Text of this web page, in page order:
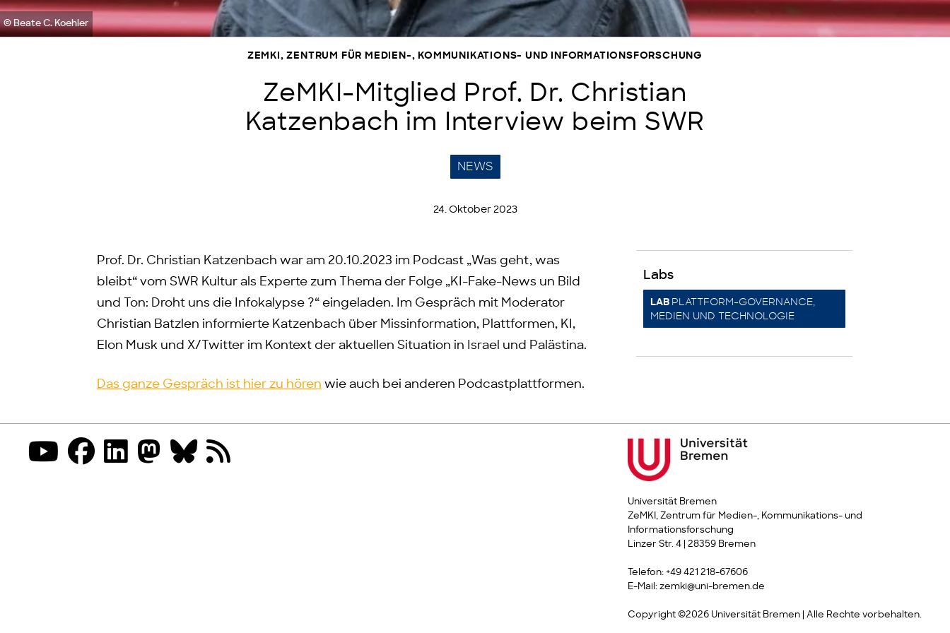
© Beate C. Koehler
ZEMKI, ZENTRUM FÜR MEDIEN-, KOMMUNIKATIONS- UND INFORMATIONSFORSCHUNG
ZeMKI-Mitglied Prof. Dr. Christian
Katzenbach im Interview beim SWR
NEWS
24. Oktober 2023
Prof. Dr. Christian Katzenbach war am 20.10.2023 im Podcast „Was geht, was
bleibt“ vom SWR Kultur als Experte zum Thema der Folge „KI-Fake-News un Bild
und Ton: Droht uns die Infokalypse ?“ eingeladen. Im Gespräch mit Moderator
Christian Batzlen informierte Katzenbach über Missinformation, Plattformen, KI,
Elon Musk und X/Twitter im Kontext der aktuellen Situation in Israel und Palästina.
Das ganze Gespräch ist hier zu hören wie auch bei anderen Podcastplattformen.
Labs
LAB PLATTFORM-GOVERNANCE,
MEDIEN UND TECHNOLOGIE
Universität Bremen
ZeMKI, Zentrum für Medien-, Kommunikations- und
Informationsforschung
Linzer Str. 4 | 28359 Bremen
Telefon: +49 421 218-67606
E-Mail: zemki@uni-bremen.de
Copyright ©2026 Universität Bremen | Alle Rechte vorbehalten.